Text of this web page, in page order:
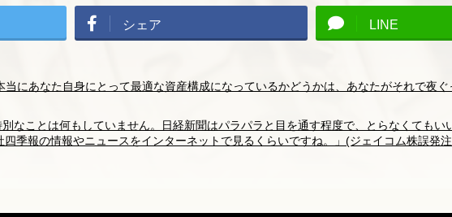
シェア LINE
にあなた自身にとって最適な資産構成になっているかどうかは、あなたがそれで夜
なことは何もしていません。日経新聞はパラパラと目を通す程度で、とらなくてもい
季報の情報やニュースをインターネットで見るくらいですね。」(ジェイコム株誤発